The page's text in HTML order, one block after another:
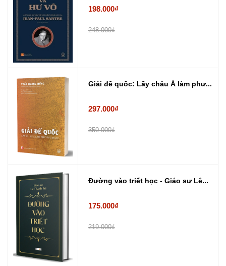
198.000₫
248.000₫
Giải đế quốc: Lấy châu Á làm phư...
297.000₫
350.000₫
Đường vào triết học - Giáo sư Lê...
175.000₫
219.000₫